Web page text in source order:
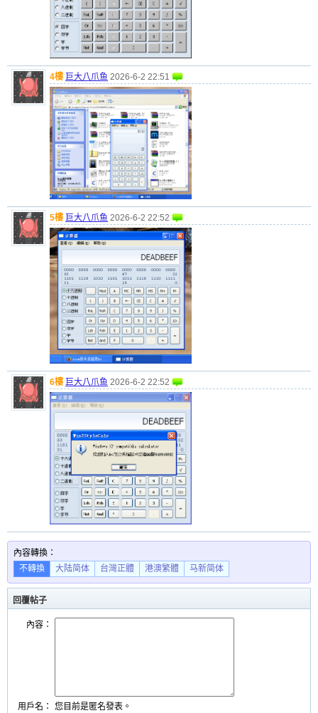
4樓 巨大八爪鱼 2026-6-2 22:51
5樓 巨大八爪鱼 2026-6-2 22:52
6樓 巨大八爪鱼 2026-6-2 22:52
內容轉換：
不轉換
大陆简体 台灣正體 港澳繁體 马新简体
回覆帖子
內容：
用戶名： 您目前是匿名發表。